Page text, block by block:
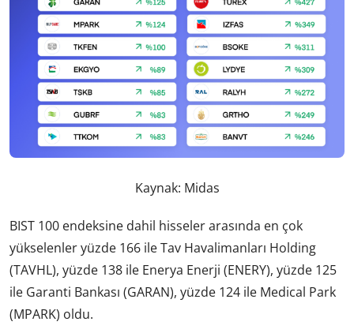
Kaynak: Midas
BIST 100 endeksine dahil hisseler arasında en çok
yükselenler yüzde 166 ile Tav Havalimanları Holding
(TAVHL), yüzde 138 ile Enerya Enerji (ENERY), yüzde 125
ile Garanti Bankası (GARAN), yüzde 124 ile Medical Park
(MPARK) oldu.